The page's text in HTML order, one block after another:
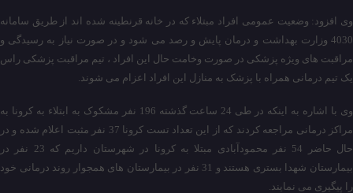
وی افزود: وضعیت عمومی افراد مبتلاء که در خانه قرنطینه شده اند از طریق سامانه
4030 وزارت بهداشت و درمان پایش و رصد می شود و در صورت نیاز به رسیدگی و
مراقبت های ویژه پزشکی در صورت وخامت حال این افراد ، تیم مراقبت پزشکی راس
یک تیم درمانی همراه با پزشک به منازل این افراد اعزام می شوند.
وی با اشاره به اینکه در طی 24 ساعت گذشته 196 نفر مشکوک به ابتلاء به کرونا به
مراکز درمانی مراجعه کردند که از این تعداد تست کرونا 37 نفر مثبت اعلام شده و در
حال حاضر 54 نفر محمودآبادی مبتلا به کرونا در شهرستان داریم که 23 نفر در
بیمارستان شهدا بستری هستند و 31 نفر در بیمارستان های همجوار روند درمانی خود
را پیگیری می نمایند.